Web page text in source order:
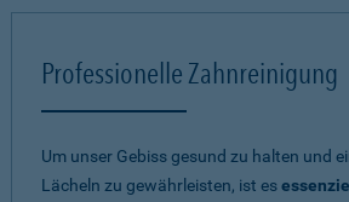
Professionelle Zahnreinigung
Um unser Gebiss gesund zu halten und
Lächeln zu gewährleisten, ist es